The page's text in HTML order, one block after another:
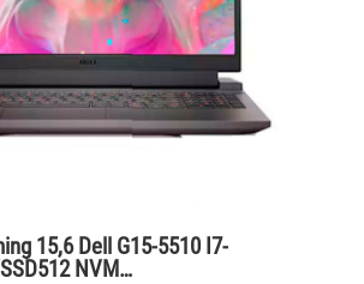
15,6 Dell G15-5510 I7-
NVM…